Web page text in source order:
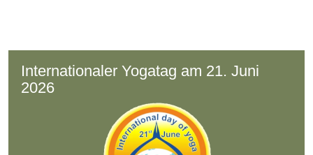
Internationaler Yogatag am 21. Juni
2026